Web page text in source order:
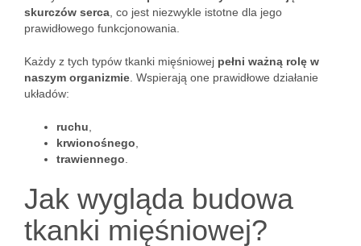
skurczów serca , co jest niezwykle istotne dla jego
prawidłowego funkcjonowania.
Każdy z tych typów tkanki mięśniowej pełni ważną rolę w
naszym organizmie . Wspierają one prawidłowe działanie
układów:
ruchu
krwionośnego
trawiennego
Jak wygląda budowa
tkanki mięśniowej?